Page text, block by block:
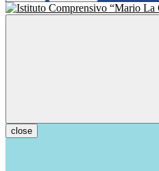
close